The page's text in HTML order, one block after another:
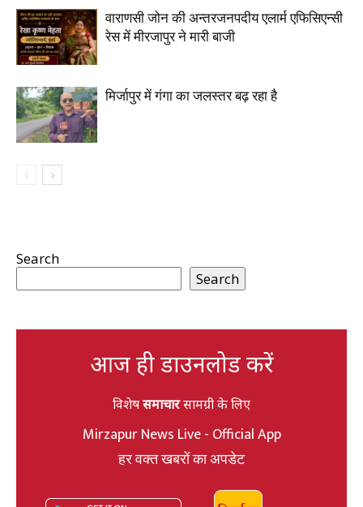
वाराणसी जोन की अन्तरजनपदीय एलार्म एफिसिएन्सी
रेस में मीरजापुर ने मारी बाजी
मिर्जापुर में गंगा का जलस्तर बढ़ रहा है
Search
Search
आज ही डाउनलोड करें
विशेषसमाचारसामग्री के लिए
Mirzapur News Live - Official App
हर वक्त खबरों का अपडेट